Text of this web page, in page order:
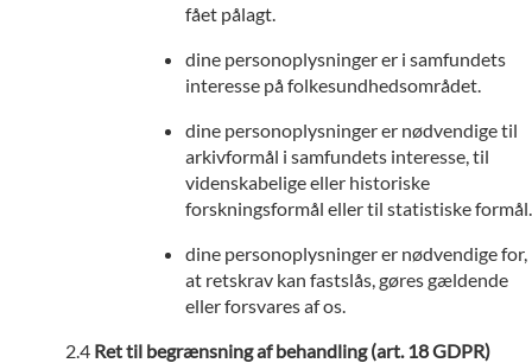
fået pålagt.
dine personoplysninger er i samfundets
interesse på folkesundhedsområdet.
dine personoplysninger er nødvendige til
arkivformål i samfundets interesse, til
videnskabelige eller historiske
forskningsformål eller til statistiske formål.
dine personoplysninger er nødvendige for,
at retskrav kan fastslås, gøres gældende
eller forsvares af os.
Ret til begrænsning af behandling (art. 18 GDPR)